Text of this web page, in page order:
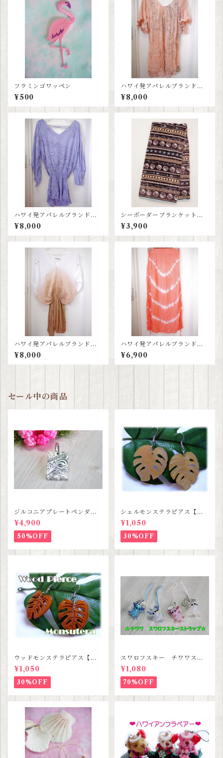
フラミンゴワッペン
¥500
ハワイ発アパレルブランド≪
ティアレハワイ tiare hawaii
≫ サーモンピンクワンピー
ス
¥8,000
ハワイ発アパレルブランド≪
ティアレハワイ tiare hawaii
≫タイダイパープルワンピー
ス
¥8,000
シーボーダーブランケット
大判
¥3,900
ハワイ発アパレルブランド≪
ティアレハワイ tiare hawaii
≫ グラデーションワンピース
¥8,000
ハワイ発アパレルブランド≪
ティアレハワイ tiare hawaii
≫ コーラルピンクスカート
¥6,900
セール中の商品
ジルコニアプレートペンダン
ト【ハワイアンジュエリー】S
ALE
¥4,900
50%OFF
シェルモンステラピアス【ハ
ワイアンジュエリー】SALE
¥1,050
30%OFF
ウッドモンステラピアス【ハ
ワイアンジュエリー】
¥1,050
30%OFF
スワロフスキー チワワスト
ラップ 【３種類セットセー
ル価格】
¥1,080
70%OFF